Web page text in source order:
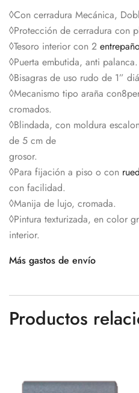
◊Con cerradura Mecánica,
◊Protección de cerradura con
◊Tesoro interior con 2
◊Puerta embutida, anti palanca.
◊Bisagras de uso rudo de 1”
◊Mecanismo tipo araña
cromados.
◊Blindada, con moldura
de 5 cm de
grosor.
◊Para fijación a piso o con
con facilidad.
◊Manija de lujo, cromada.
◊Pintura texturizada, en color
interior.
Más gastos de envío
Productos